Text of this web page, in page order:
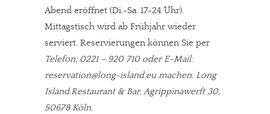
Abend eröffnet (Di.-Sa. 17-24 Uhr).
Mittagstisch wird ab Frühjahr wieder
serviert. Reservierungen können Sie per
Telefon: 0221 – 920 710 oder E-Mail:
reservation@long-island.eu machen. Long
Island.Restaurant & Bar, Agrippinawerft 30,
50678 Köln.